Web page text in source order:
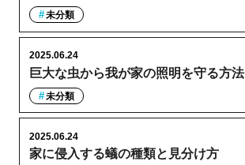
未分類
巨大な虫から我が家の照明を守る方法
2025.06.24
未分類
家に侵入する蟻の種類と見分け方
2025.06.24